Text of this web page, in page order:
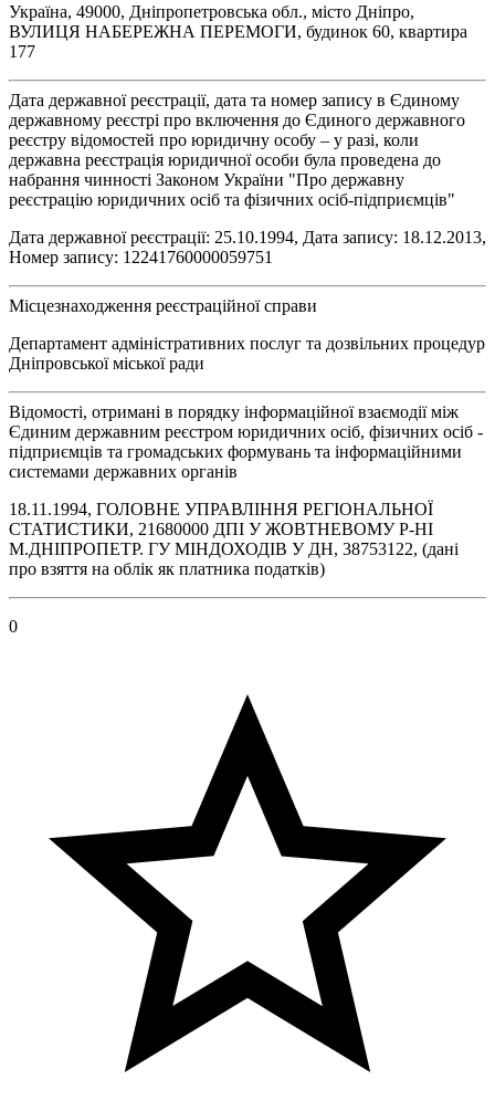
Україна, 49000, Дніпропетровська обл., місто Дніпро,
ВУЛИЦЯ НАБЕРЕЖНА ПЕРЕМОГИ, будинок 60, квартира
177
Дата державної реєстрації, дата та номер запису в Єдиному
державному реєстрі про включення до Єдиного державного
реєстру відомостей про юридичну особу – у разі, коли
державна реєстрація юридичної особи була проведена до
набрання чинності Законом України "Про державну
реєстрацію юридичних осіб та фізичних осіб-підприємців"
Дата державної реєстрації: 25.10.1994, Дата запису: 18.12.2013,
Номер запису: 12241760000059751
Місцезнаходження реєстраційної справи
Департамент адміністративних послуг та дозвільних процедур
Дніпровської міської ради
Відомості, отримані в порядку інформаційної взаємодії між
Єдиним державним реєстром юридичних осіб, фізичних осіб -
підприємців та громадських формувань та інформаційними
системами державних органів
18.11.1994, ГОЛОВНЕ УПРАВЛІННЯ РЕГІОНАЛЬНОЇ
СТАТИСТИКИ, 21680000 ДПI У ЖОВТНЕВОМУ Р-НI
М.ДНIПРОПЕТР. ГУ МIНДОХОДIВ У ДН, 38753122, (дані
про взяття на облік як платника податків)
0